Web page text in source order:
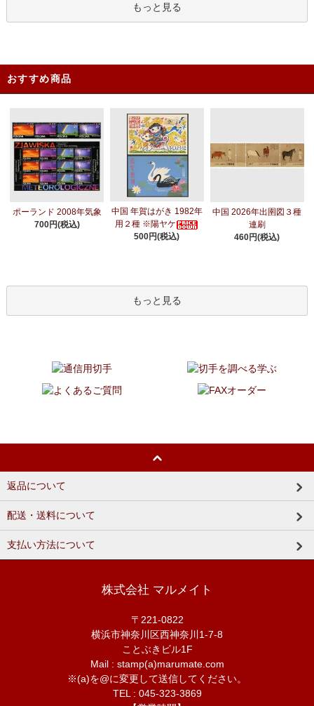
もっと見る
おすすめ商品
ポーランド 2008年気象
700円(税込)
中国 年賀はがき 1982年
用２種 ※陽ヤケ
500円(税込)
中国 2026年出圉図３種
連刷
460円(税込)
もっと見る
返品について
配送・送料について
支払い方法について
株式会社 マルメイト
〒221-0822
横浜市神奈川区西神奈川1-7-8
ことぶきビル1F
Mail : stamp(a)marumate.com
※(a)を@に変更して送信してください。
TEL : 045-323-3869